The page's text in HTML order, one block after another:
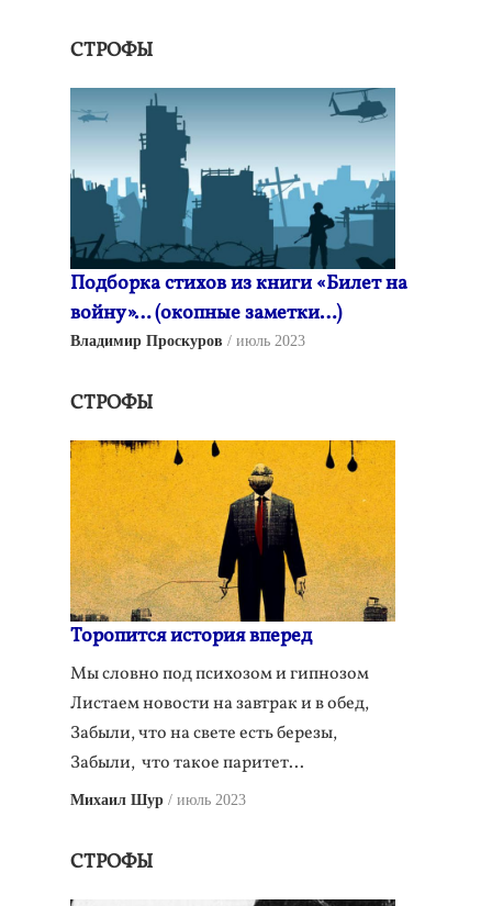
СТРОФЫ
Подборка стихов из книги «Билет на
войну»… (окопные заметки…)
Владимир Проскуров июль 2023
СТРОФЫ
Торопится история вперед
Мы словно под психозом и гипнозом
Листаем новости на завтрак и в обед,
Забыли, что на свете есть березы,
Забыли, что такое паритет...
Михаил Шур июль 2023
СТРОФЫ